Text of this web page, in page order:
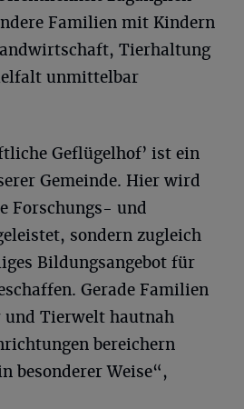
Familien mit Kindern
Tierhaltung
unmittelbar
Geflügelhof’ ist ein
Gemeinde. Hier wird
Forschungs- und
sondern zugleich
Bildungsangebot für
Gerade Familien
und Tierwelt hautnah
bereichern
besonderer Weise“,